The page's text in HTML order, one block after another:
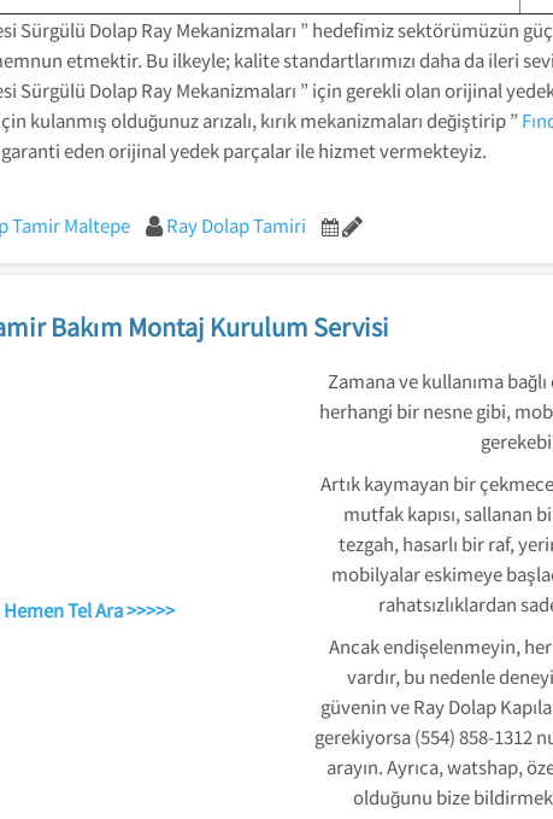
Sürgülü Dolap Ray Mekanizmaları ” hedefimiz sektörümüzün
etmektir. Bu ilkeyle; kalite standartlarımızı daha da ileri
Sürgülü Dolap Ray Mekanizmaları ” için gerekli olan orijinal
kulanmış olduğunuz arızalı, kırık mekanizmaları değiştirip ”
garanti eden orijinal yedek parçalar ile hizmet vermekteyiz.
Tamir Maltepe Ray Dolap Tamiri
Bakım Montaj Kurulum Servisi
Hemen Tel Ara >>>>>
Zamana ve kullanıma
herhangi bir nesne gibi,
Artık kaymayan bir
mutfak kapısı, sallanan
tezgah, hasarlı bir raf,
mobilyalar eskimeye
rahatsızlıklardan
Ancak endişelenmeyin,
vardır, bu nedenle
güvenin ve Ray Dolap
gerekiyorsa (554) 858-1312
arayın. Ayrıca, watshap,
olduğunu bize